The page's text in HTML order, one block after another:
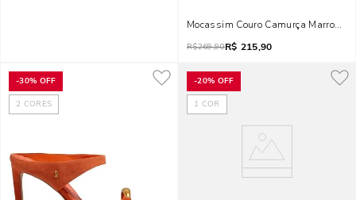
Mocassim Couro Camurça Marrom
R$269,90R$ 215,90
-30% OFF
2 CORES
-20% OFF
1 COR